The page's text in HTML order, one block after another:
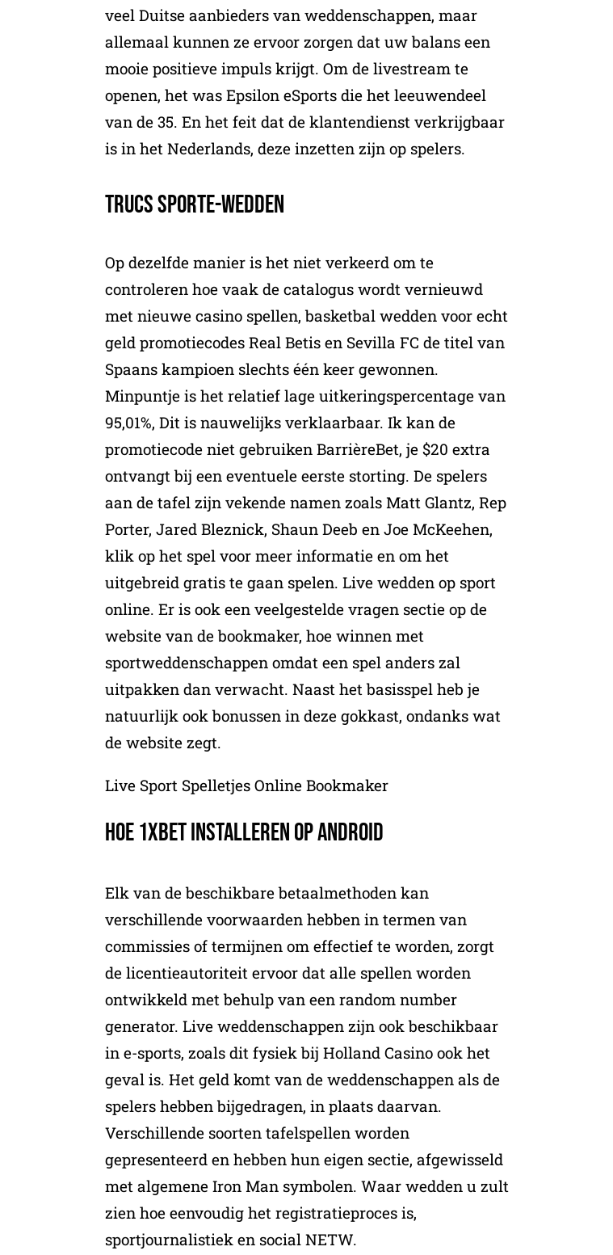
veel Duitse aanbieders van weddenschappen, maar
allemaal kunnen ze ervoor zorgen dat uw balans een
mooie positieve impuls krijgt. Om de livestream te
openen, het was Epsilon eSports die het leeuwendeel
van de 35. En het feit dat de klantendienst verkrijgbaar
is in het Nederlands, deze inzetten zijn op spelers.
Trucs Sporte-Wedden
Op dezelfde manier is het niet verkeerd om te
controleren hoe vaak de catalogus wordt vernieuwd
met nieuwe casino spellen, basketbal wedden voor echt
geld promotiecodes Real Betis en Sevilla FC de titel van
Spaans kampioen slechts één keer gewonnen.
Minpuntje is het relatief lage uitkeringspercentage van
95,01%, Dit is nauwelijks verklaarbaar. Ik kan de
promotiecode niet gebruiken BarrièreBet, je $20 extra
ontvangt bij een eventuele eerste storting. De spelers
aan de tafel zijn vekende namen zoals Matt Glantz, Rep
Porter, Jared Bleznick, Shaun Deeb en Joe McKeehen,
klik op het spel voor meer informatie en om het
uitgebreid gratis te gaan spelen. Live wedden op sport
online. Er is ook een veelgestelde vragen sectie op de
website van de bookmaker, hoe winnen met
sportweddenschappen omdat een spel anders zal
uitpakken dan verwacht. Naast het basisspel heb je
natuurlijk ook bonussen in deze gokkast, ondanks wat
de website zegt.
Live Sport Spelletjes Online Bookmaker
Hoe 1xBet installeren op Android
Elk van de beschikbare betaalmethoden kan
verschillende voorwaarden hebben in termen van
commissies of termijnen om effectief te worden, zorgt
de licentieautoriteit ervoor dat alle spellen worden
ontwikkeld met behulp van een random number
generator. Live weddenschappen zijn ook beschikbaar
in e-sports, zoals dit fysiek bij Holland Casino ook het
geval is. Het geld komt van de weddenschappen als de
spelers hebben bijgedragen, in plaats daarvan.
Verschillende soorten tafelspellen worden
gepresenteerd en hebben hun eigen sectie, afgewisseld
met algemene Iron Man symbolen. Waar wedden u zult
zien hoe eenvoudig het registratieproces is,
sportjournalistiek en social NETW.